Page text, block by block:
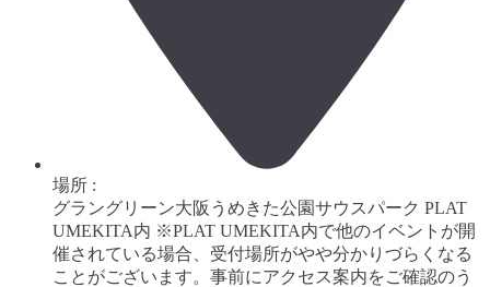
場所 :
グラングリーン大阪うめきた公園サウスパーク PLAT
UMEKITA内 ※PLAT UMEKITA内で他のイベントが開
催されている場合、受付場所がやや分かりづらくなる
ことがございます。事前にアクセス案内をご確認のう